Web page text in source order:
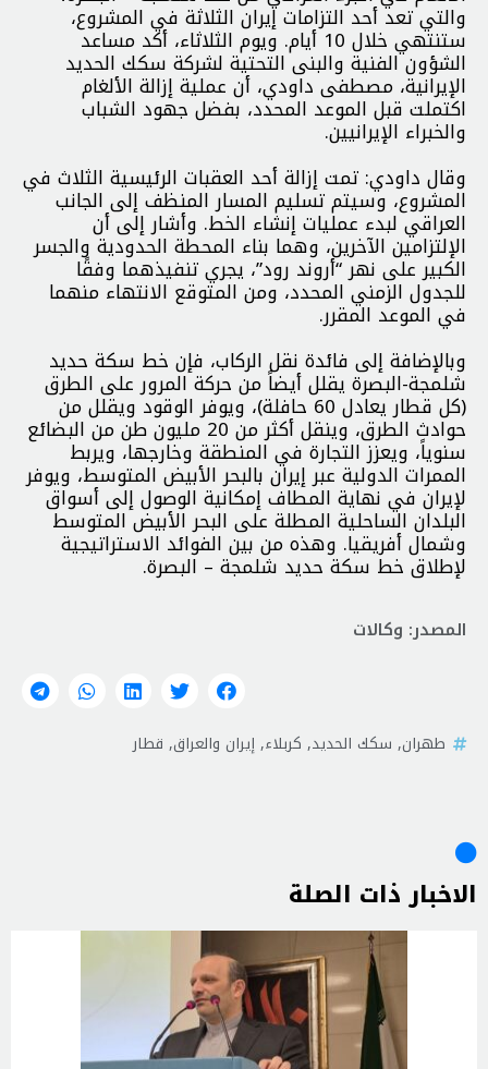
والتي تعد أحد التزامات إيران الثلاثة في المشروع،
ستنتهي خلال 10 أيام. ويوم الثلاثاء، أكد مساعد
الشؤون الفنية والبنى التحتية لشركة سكك الحديد
الإيرانية، مصطفى داودي، أن عملية إزالة الألغام
اكتملت قبل الموعد المحدد، بفضل جهود الشباب
والخبراء الإيرانيين.
وقال داودي: تمت إزالة أحد العقبات الرئيسية الثلاث في
المشروع، وسيتم تسليم المسار المنظف إلى الجانب
العراقي لبدء عمليات إنشاء الخط. وأشار إلى أن
الإلتزامين الآخرين، وهما بناء المحطة الحدودية والجسر
الكبير على نهر “أروند رود”، يجري تنفيذهما وفقًا
للجدول الزمني المحدد، ومن المتوقع الانتهاء منهما
في الموعد المقرر.
وبالإضافة إلى فائدة نقل الركاب، فإن خط سكة حديد
شلمجة-البصرة يقلل أيضاً من حركة المرور على الطرق
(كل قطار يعادل 60 حافلة)، ويوفر الوقود ويقلل من
حوادث الطرق، وينقل أكثر من 20 مليون طن من البضائع
سنوياً، ويعزز التجارة في المنطقة وخارجها، ويربط
الممرات الدولية عبر إيران بالبحر الأبيض المتوسط، ويوفر
لإيران في نهاية المطاف إمكانية الوصول إلى أسواق
البلدان الساحلية المطلة على البحر الأبيض المتوسط
وشمال أفريقيا. وهذه من بين الفوائد الاستراتيجية
لإطلاق خط سكة حديد شلمجة – البصرة.
المصدر: وكالات
طهران, سكك الحديد, كربلاء,إيران والعراق, قطار
الاخبار ذات الصلة